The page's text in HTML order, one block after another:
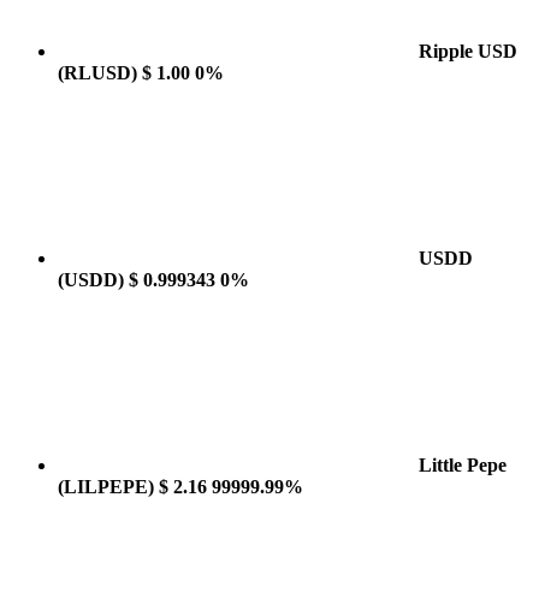
Ripple USD
(RLUSD) $ 1.00 0%
USDD
(USDD) $ 0.999343 0%
Little Pepe
(LILPEPE) $ 2.16 99999.99%